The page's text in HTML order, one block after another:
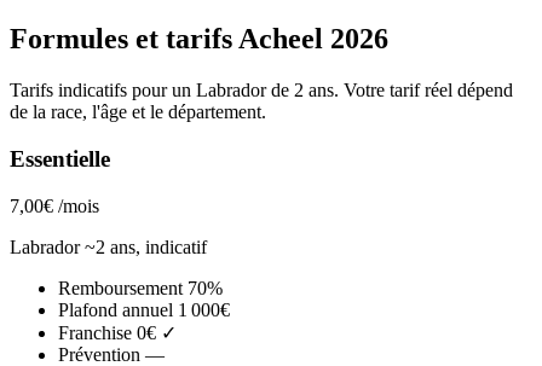
Formules et tarifs Acheel 2026
Tarifs indicatifs pour un Labrador de 2 ans. Votre tarif réel dépend
de la race, l'âge et le département.
Essentielle
7,00€ /mois
Labrador ~2 ans, indicatif
Remboursement 70%
Plafond annuel 1 000€
Franchise 0€ ✓
Prévention —